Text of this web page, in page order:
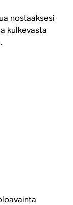
nostaaksesi
kulkevasta